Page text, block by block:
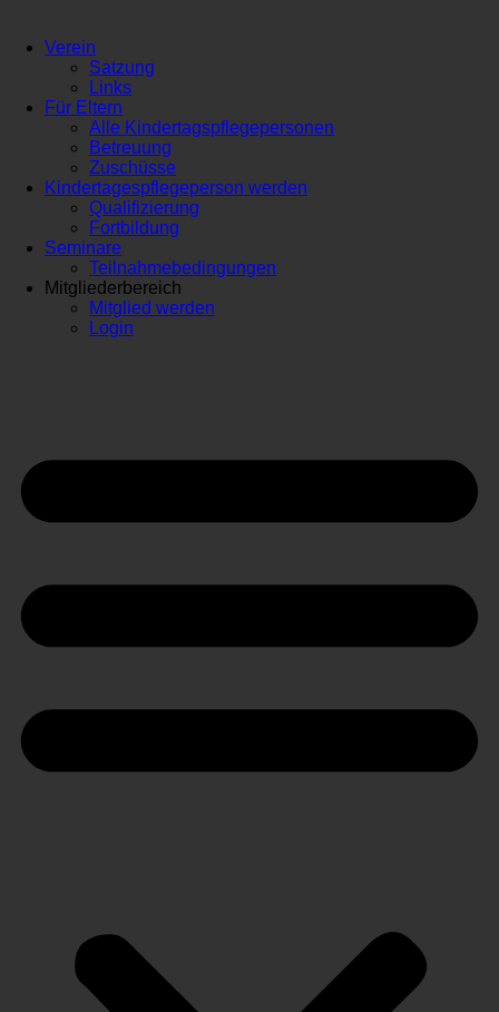
Verein
Satzung
Links
Für Eltern
Alle Kindertagspflegepersonen
Betreuung
Zuschüsse
Kindertagespflegeperson werden
Qualifizierung
Fortbildung
Seminare
Teilnahmebedingungen
Mitgliederbereich
Mitglied werden
Login